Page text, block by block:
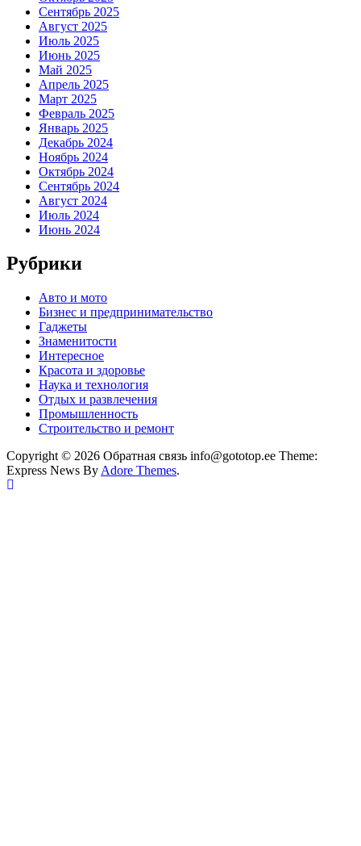
Сентябрь 2025
Август 2025
Июль 2025
Июнь 2025
Май 2025
Апрель 2025
Март 2025
Февраль 2025
Январь 2025
Декабрь 2024
Ноябрь 2024
Октябрь 2024
Сентябрь 2024
Август 2024
Июль 2024
Июнь 2024
Рубрики
Авто и мото
Бизнес и предпринимательство
Гаджеты
Знаменитости
Интересное
Красота и здоровье
Наука и технология
Отдых и развлечения
Промышленность
Строительство и ремонт
Copyright © 2026 Обратная связь info@gototop.ee Theme:
Express News By Adore Themes.